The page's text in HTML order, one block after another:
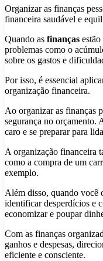
Organizar as finanças
financeira saudável e
Quando as finanças
problemas como o
sobre os gastos e
Por isso, é essencial
organização financeira.
Ao organizar as finanças
segurança no orçamento.
caro e se preparar para
A organização financeira
como a compra de um
exemplo.
Além disso, quando você
identificar desperdícios e
economizar e poupar
Com as finanças
ganhos e despesas,
eficiente e consciente.